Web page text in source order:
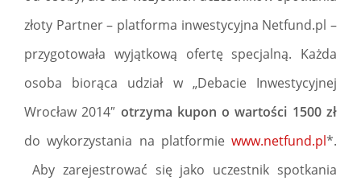
złoty Partner – platforma inwestycyjna Netfund.pl –
przygotowała wyjątkową ofertę specjalną. Każda
osoba biorąca udział w „Debacie Inwestycyjnej
Wrocław 2014″ otrzyma kupon o wartości 1500 zł
do wykorzystania na platformie www.netfund.pl*.
Aby zarejestrować się jako uczestnik spotkania